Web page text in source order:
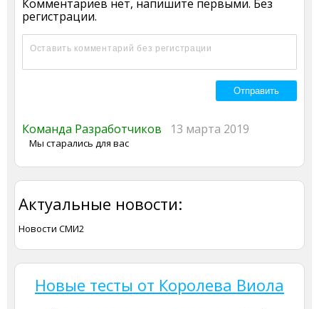
Комментариев нет, напишите первыми. Без
регистрации.
Команда Разработчиков 13 марта 2019
Мы старались для вас
Актуальные новости:
Новости СМИ2
Новые тесты от Королева Виола